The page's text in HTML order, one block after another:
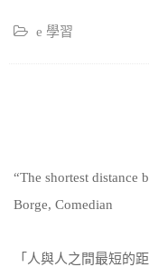
e 學習
“The shortest distance
Borge, Comedian
「人與人之間最短的